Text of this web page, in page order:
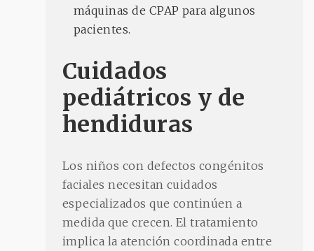
máquinas de CPAP para algunos
pacientes.
Cuidados
pediátricos y de
hendiduras
Los niños con defectos congénitos
faciales necesitan cuidados
especializados que continúen a
medida que crecen. El tratamiento
implica la atención coordinada entre